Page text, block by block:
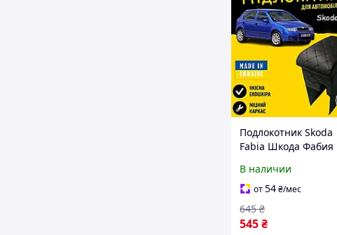
Подлокотник Skoda
Fabia Шкода Фабия
тюнинг салона обвес
Tuning аксессуары
В наличии
от54₴/мес
545₴
645 ₴